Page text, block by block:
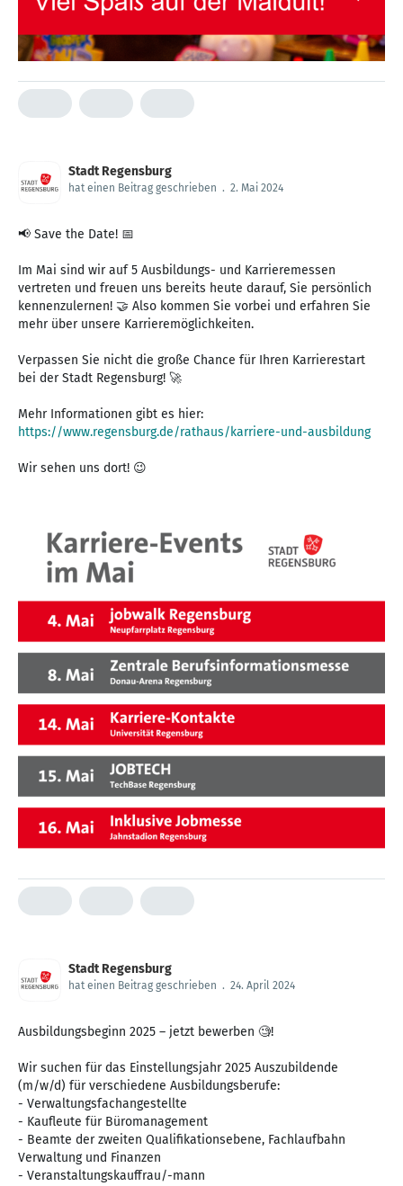
Stadt Regensburg
hat einen Beitrag geschrieben . 2. Mai 2024
📢 Save the Date! 📅
Im Mai sind wir auf 5 Ausbildungs- und Karrieremessen
vertreten und freuen uns bereits heute darauf, Sie persönlich
kennenzulernen! 🤝 Also kommen Sie vorbei und erfahren Sie
mehr über unsere Karrieremöglichkeiten.
Verpassen Sie nicht die große Chance für Ihren Karrierestart
bei der Stadt Regensburg! 🚀
Mehr Informationen gibt es hier:
https://www.regensburg.de/rathaus/karriere-und-ausbildung
Wir sehen uns dort! 😉
Stadt Regensburg
hat einen Beitrag geschrieben . 24. April 2024
Ausbildungsbeginn 2025 – jetzt bewerben 🧐!
Wir suchen für das Einstellungsjahr 2025 Auszubildende
(m/w/d) für verschiedene Ausbildungsberufe:
- Verwaltungsfachangestellte
- Kaufleute für Büromanagement
- Beamte der zweiten Qualifikationsebene, Fachlaufbahn
Verwaltung und Finanzen
- Veranstaltungskauffrau/-mann